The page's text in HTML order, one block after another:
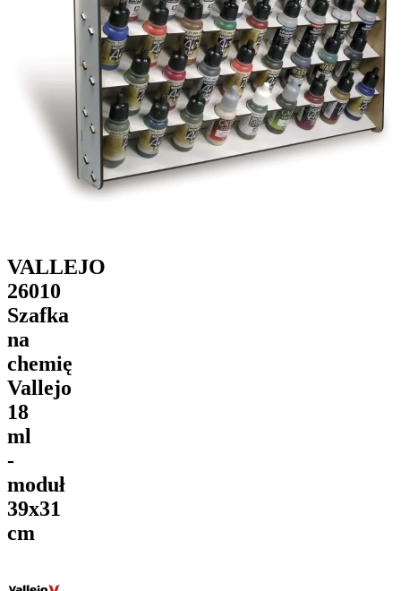
VALLEJO
26010
Szafka
na
chemię
Vallejo
18
ml
-
moduł
39x31
cm